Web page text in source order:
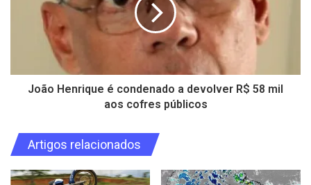
João Henrique é condenado a devolver R$ 58 mil
aos cofres públicos
Artigos relacionados